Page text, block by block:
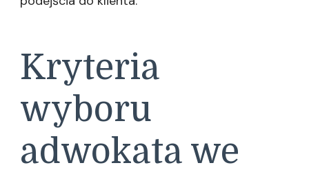
Kryteria
wyboru
adwokata we